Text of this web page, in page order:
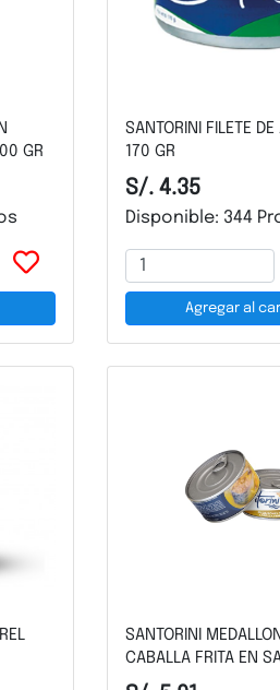
GR
SANTORINI FILETE
170 GR
S/. 4.35
Disponible: 344
Agregar al
SANTORINI
CABALLA FRITA EN
ESCABECHADA LATA